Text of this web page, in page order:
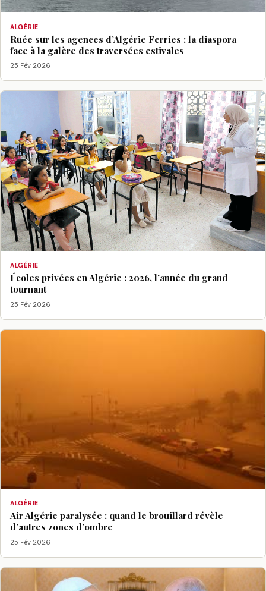
ALGÉRIE
Ruée sur les agences d’Algérie Ferries : la diaspora
face à la galère des traversées estivales
25 Fév 2026
ALGÉRIE
Écoles privées en Algérie : 2026, l’année du grand
tournant
25 Fév 2026
ALGÉRIE
Air Algérie paralysée : quand le brouillard révèle
d’autres zones d’ombre
25 Fév 2026